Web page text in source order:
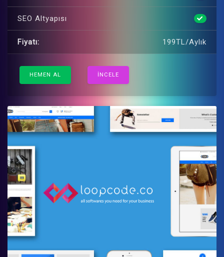
SEO Altyapısı
Fiyatı: 199TL/Aylık
HEMEN AL İNCELE